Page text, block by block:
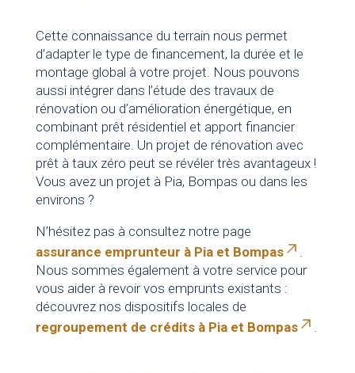
Cette connaissance du terrain nous permet
d’adapter le type de financement, la durée et le
montage global à votre projet. Nous pouvons
aussi intégrer dans l’étude des travaux de
rénovation ou d’amélioration énergétique, en
combinant prêt résidentiel et apport financier
complémentaire. Un projet de rénovation avec
prêt à taux zéro peut se révéler très avantageux !
Vous avez un projet à Pia, Bompas ou dans les
environs ?
N’hésitez pas à consultez notre page
assurance emprunteur à Pia et Bompas
.
Nous sommes également à votre service pour
vous aider à revoir vos emprunts existants :
découvrez nos dispositifs locales de
regroupement de crédits à Pia et Bompas
.